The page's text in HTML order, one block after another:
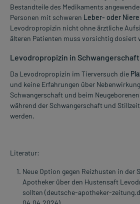
Bestandteile des Medikaments
Personen mit schweren Leber- oder
Levodropropizin nicht ohne ärztliche
älteren Patienten muss vorsichtig dosiert
Levodropropizin in
Da Levodropropizin im Tierversuch die
und keine Erfahrungen über
Schwangerschaft und beim
während der Schwangerschaft und
werden.
Literatur:
Neue Option gegen Reizhusten in der
Apotheker über den Hustensaft
sollten (deutsche-apotheker-